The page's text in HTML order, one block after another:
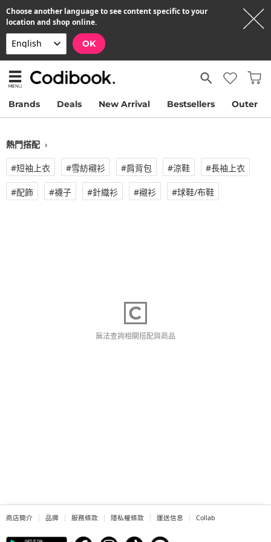
Choose another language to see content specific to your
location and shop online.
OK
Brands Deals New Arrival Bestsellers Outer
熱門搭配 ›
#短袖上衣 #雪紡襯衫 #肩背包 #涼鞋 #長袖上衣
#配飾 #襪子 #針織衫 #襯衫 #球鞋/布鞋
無法查詢相關搭配與商品
商店簡介 品牌 服務條款 隱私權條款 運送信息 Collab